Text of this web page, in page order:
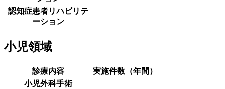
認知症患者リハビリテ
ーション
小児領域
診療内容
実施件数（年間）
小児外科手術